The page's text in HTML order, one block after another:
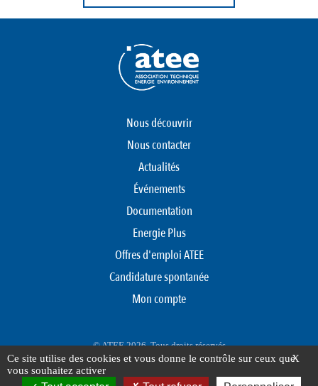
Nous découvrir
Nous contacter
Actualités
Événements
Documentation
Energie Plus
Offres d'emploi ATEE
Candidature spontanée
Mon compte
© ATEE 2026. Tous droits réservés
Protection des données personnelles Plan du site
X
Ce site utilise des cookies et vous donne le contrôle sur ceux que
vous souhaitez activer